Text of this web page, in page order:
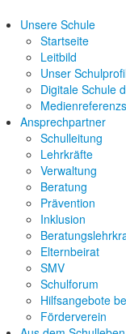
Unsere Schule
Startseite
Leitbild
Unser
Digitale Schule
Ansprechpartner
Schulleitung
Lehrkräfte
Verwaltung
Beratung
Prävention
Inklusion
Elternbeirat
SMV
Schulforum
Hilfsangebote
Förderverein